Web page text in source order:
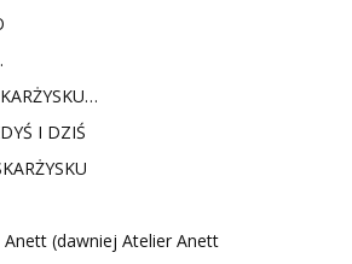
I DZIŚ
Anett (dawniej Atelier Anett